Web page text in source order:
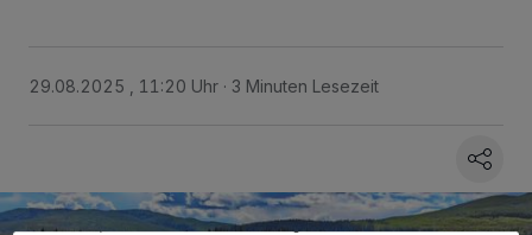
29.08.2025 , 11:20 Uhr 3 Minuten Lesezeit
möglicherweise nicht mehr so relevant für Sie. Sie können dieses Menü jederzeit
wieder aufrufen, um Ihre Einstellungen zu ändern oder Ihre Einwilligung zu
widerrufen, indem Sie auf den Link Einstellungen oder Ablehnen am unteren